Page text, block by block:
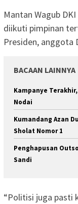
Mantan Wagub
diikuti pimpinan
Presiden, anggota
BACAAN LAINNYA
Kampanye
Nodai
Kumandang Azan
Sholat Nomor 1
Penghapusan
Sandi
“Politisi juga pasti